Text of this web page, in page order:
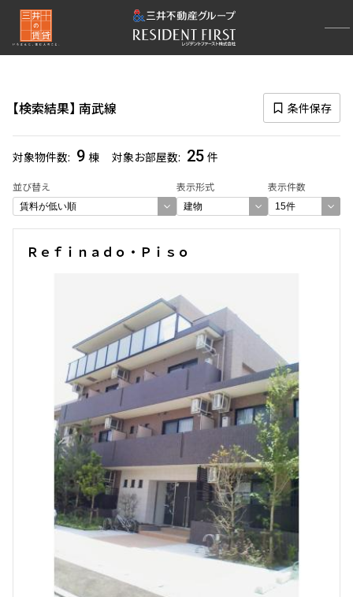
検索結果 南武線 条件保存
対象物件数 9 棟 対象お部屋数 25 件
並び替え 表示形式 表示件数
再検索ナビゲーション
選択中の路線
南武線
(25)
選び方を変更する
25件
お部屋を再検索
検索結果の絞り込み
〜
管理費/共益費含む
礼金１ヶ月以下
フリーレント付き
Ｒｅｆｉｎａｄｏ・Ｐｉｓｏ